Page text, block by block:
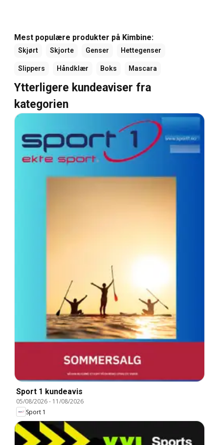
Mest populære produkter på Kimbine:
Skjørt Skjorte Genser Hettegenser
Slippers Håndklær Boks Mascara
Ytterligere kundeaviser fra
kategorien
Sport 1 kundeavis
05/08/2026- 11/08/2026
Sport 1